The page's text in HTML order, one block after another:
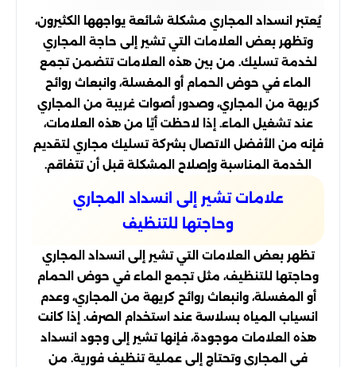
يُعتبر انسداد المجاري مشكلة شائعة يواجهها الكثيرون،
وتظهر بعض العلامات التي تشير إلى حاجة المجاري
لخدمة تسليك. من بين هذه العلامات تتضمن تجمع
الماء في حوض الحمام أو المغسلة، وانبعاث روائح
كريهة من المجاري، وصدور أصوات غريبة من المجاري
عند تشغيل الماء. إذا لاحظت أيًا من هذه العلامات،
فإنه من الأفضل الاتصال بشركة تسليك مجاري لتقديم
الخدمة المناسبة وإصلاح المشكلة قبل أن تتفاقم.
علامات تشير إلى انسداد المجاري
وحاجتها للتنظيف
تظهر بعض العلامات التي تشير إلى انسداد المجاري
وحاجتها للتنظيف، مثل تجمع الماء في حوض الحمام
أو المغسلة، وانبعاث روائح كريهة من المجاري، وعدم
انسياب المياه بسلاسة عند استخدام الصرف. إذا كانت
هذه العلامات موجودة، فإنها تشير إلى وجود انسداد
في المجاري وتحتاج إلى عملية تنظيف فورية. من